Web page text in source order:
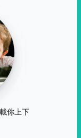
你上下